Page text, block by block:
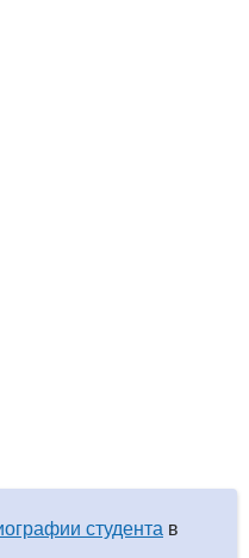
студента в